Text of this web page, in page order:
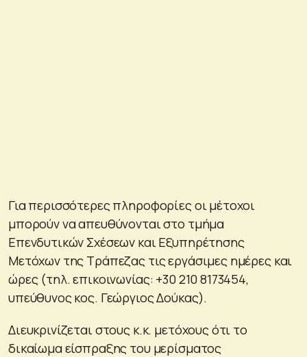
Για περισσότερες πληροφορίες οι μέτοχοι
μπορούν να απευθύνονται στο τμήμα
Επενδυτικών Σχέσεων και Εξυπηρέτησης
Μετόχων της Τράπεζας τις εργάσιμες ημέρες και
ώρες (τηλ. επικοινωνίας: +30 210 8173454,
υπεύθυνος κος. Γεώργιος Δούκας).
Διευκρινίζεται στους κ.κ. μετόχους ότι το
δικαίωμα είσπραξης του μερίσματος